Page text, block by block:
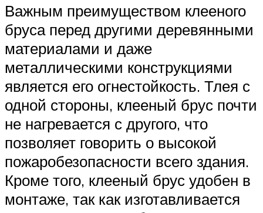
Важным преимуществом клееного
бруса перед другими деревянными
материалами и даже
металлическими конструкциями
является его огнестойкость. Тлея с
одной стороны, клееный брус почти
не нагревается с другого, что
позволяет говорить о высокой
пожаробезопасности всего здания.
Кроме того, клееный брус удобен в
монтаже, так как изготавливается